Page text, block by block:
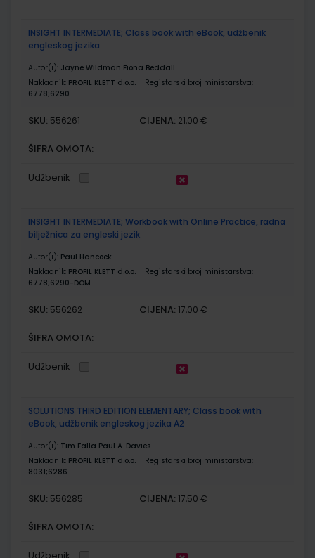
INSIGHT INTERMEDIATE; Class book with eBook, udžbenik
engleskog jezika
Autor(i): Jayne Wildman Fiona Beddall
Nakladnik: PROFIL KLETT d.o.o.
Registarski broj ministarstva:
6778;6290
SKU: 556261 CIJENA: 21,00 €
ŠIFRA OMOTA:
Udžbenik
INSIGHT INTERMEDIATE; Workbook with Online Practice, radna
bilježnica za engleski jezik
Autor(i): Paul Hancock
Nakladnik: PROFIL KLETT d.o.o.
Registarski broj ministarstva:
6778;6290-DOM
SKU: 556262 CIJENA: 17,00 €
ŠIFRA OMOTA:
Udžbenik
SOLUTIONS THIRD EDITION ELEMENTARY; Class book with
eBook, udžbenik engleskog jezika A2
Autor(i): Tim Falla Paul A. Davies
Nakladnik: PROFIL KLETT d.o.o.
Registarski broj ministarstva:
8031;6286
SKU: 556285 CIJENA: 17,50 €
ŠIFRA OMOTA: